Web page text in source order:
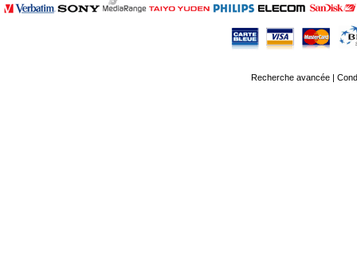
Recherche avancée|